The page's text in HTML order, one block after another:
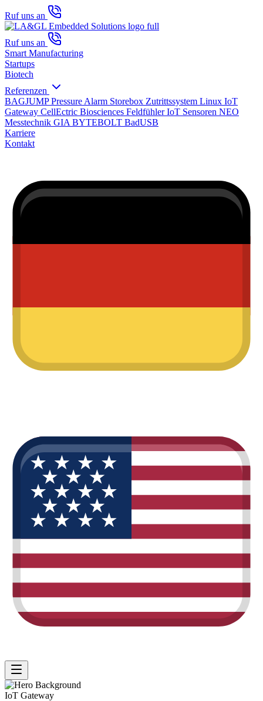
Ruf uns an
Ruf uns an
Smart Manufacturing
Startups
Biotech
Referenzen
BAGJUMP Pressure Alarm Storebox Zutrittssystem Linux IoT
Gateway CellEctric Biosciences Feldfühler IoT Sensoren NEO
Messtechnik GIA BYTEBOLT BadUSB
Karriere
Kontakt
IoT Gateway